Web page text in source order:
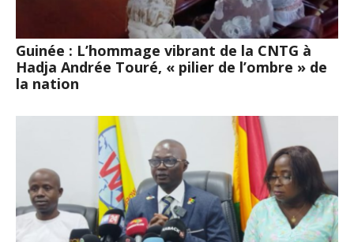
Guinée : L’hommage vibrant de la CNTG à
Hadja Andrée Touré, « pilier de l’ombre » de
la nation